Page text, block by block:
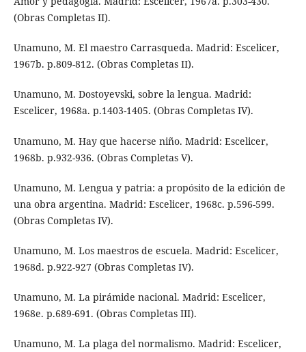
(Obras Completas II).
Unamuno, M. El maestro Carrasqueda. Madrid: Escelicer,
1967b. p.809-812. (Obras Completas II).
Unamuno, M. Dostoyevski, sobre la lengua. Madrid:
Escelicer, 1968a. p.1403-1405. (Obras Completas IV).
Unamuno, M. Hay que hacerse niño. Madrid: Escelicer,
1968b. p.932-936. (Obras Completas V).
Unamuno, M. Lengua y patria: a propósito de la edición de
una obra argentina. Madrid: Escelicer, 1968c. p.596-599.
(Obras Completas IV).
Unamuno, M. Los maestros de escuela. Madrid: Escelicer,
1968d. p.922-927 (Obras Completas IV).
Unamuno, M. La pirámide nacional. Madrid: Escelicer,
1968e. p.689-691. (Obras Completas III).
Unamuno, M. La plaga del normalismo. Madrid: Escelicer,